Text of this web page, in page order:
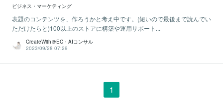
ビジネス・マーケティング
表題のコンテンツを、作ろうかと考え中です。(短いので最後まで読んでい
ただけたらと)100以上のストアに構築や運用サポート...
CreateWith＠EC・AIコンサル
2023/09/28 07:29
1